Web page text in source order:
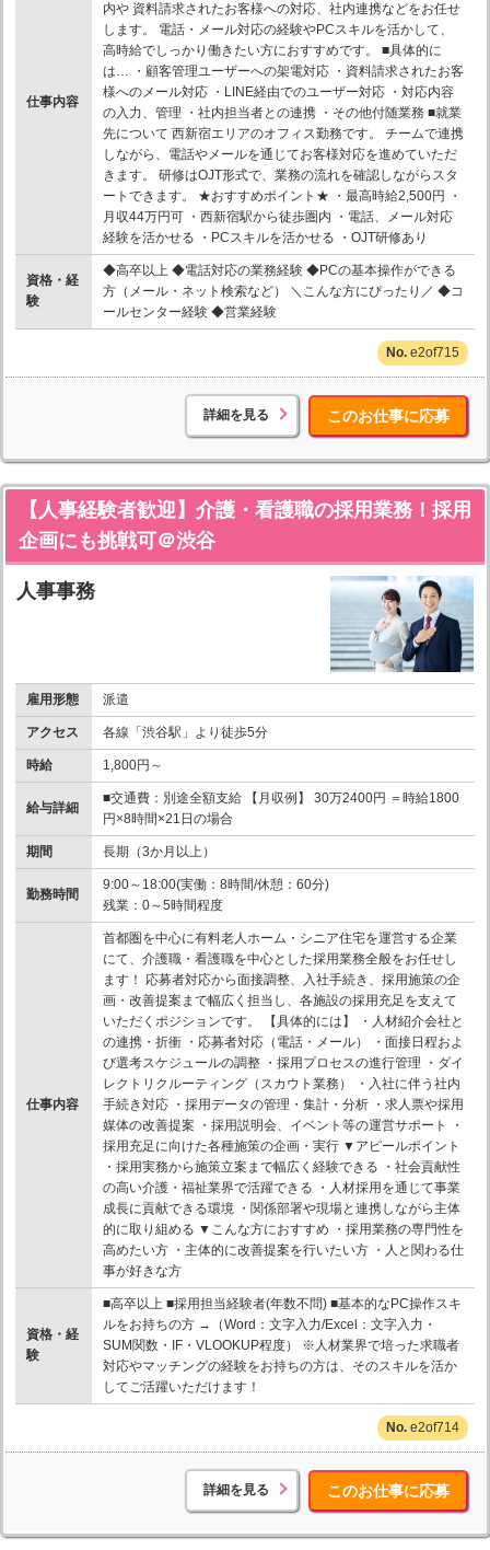
仕事内容
内や 資料請求されたお客様への対応、社内連携などをお任せ
します。 電話・メール対応の経験やPCスキルを活かして、
高時給でしっかり働きたい方におすすめです。 ■具体的に
は… ・顧客管理ユーザーへの架電対応 ・資料請求されたお客
様へのメール対応 ・LINE経由でのユーザー対応 ・対応内容
の入力、管理 ・社内担当者との連携 ・その他付随業務 ■就業
先について 西新宿エリアのオフィス勤務です。 チームで連携
しながら、電話やメールを通じてお客様対応を進めていただ
きます。 研修はOJT形式で、業務の流れを確認しながらスタ
ートできます。 ★おすすめポイント★ ・最高時給2,500円 ・
月収44万円可 ・西新宿駅から徒歩圏内 ・電話、メール対応
経験を活かせる ・PCスキルを活かせる ・OJT研修あり
資格・経
験
◆高卒以上 ◆電話対応の業務経験 ◆PCの基本操作ができる
方（メール・ネット検索など） ＼こんな方にぴったり／ ◆コ
ールセンター経験 ◆営業経験
e2of715
詳細を見る このお仕事に応募
【人事経験者歓迎】介護・看護職の採用業務！採用
企画にも挑戦可＠渋谷
人事事務
雇用形態 派遣
アクセス 各線「渋谷駅」より徒歩5分
時給 1,800円～
給与詳細
■交通費：別途全額支給 【月収例】 30万2400円 ＝時給1800
円×8時間×21日の場合
期間 長期（3か月以上）
勤務時間
9:00～18:00(実働：8時間/休憩：60分)
残業：0～5時間程度
仕事内容
首都圏を中心に有料老人ホーム・シニア住宅を運営する企業
にて、介護職・看護職を中心とした採用業務全般をお任せし
ます！ 応募者対応から面接調整、入社手続き、採用施策の企
画・改善提案まで幅広く担当し、各施設の採用充足を支えて
いただくポジションです。 【具体的には】 ・人材紹介会社と
の連携・折衝 ・応募者対応（電話・メール） ・面接日程およ
び選考スケジュールの調整 ・採用プロセスの進行管理 ・ダイ
レクトリクルーティング（スカウト業務） ・入社に伴う社内
手続き対応 ・採用データの管理・集計・分析 ・求人票や採用
媒体の改善提案 ・採用説明会、イベント等の運営サポート ・
採用充足に向けた各種施策の企画・実行 ▼アピールポイント
・採用実務から施策立案まで幅広く経験できる ・社会貢献性
の高い介護・福祉業界で活躍できる ・人材採用を通じて事業
成長に貢献できる環境 ・関係部署や現場と連携しながら主体
的に取り組める ▼こんな方におすすめ ・採用業務の専門性を
高めたい方 ・主体的に改善提案を行いたい方 ・人と関わる仕
事が好きな方
資格・経
験
■高卒以上 ■採用担当経験者(年数不問) ■基本的なPC操作スキ
ルをお持ちの方 →（Word：文字入力/Excel：文字入力・
SUM関数・IF・VLOOKUP程度） ※人材業界で培った求職者
対応やマッチングの経験をお持ちの方は、そのスキルを活か
してご活躍いただけます！
e2of714
詳細を見る このお仕事に応募